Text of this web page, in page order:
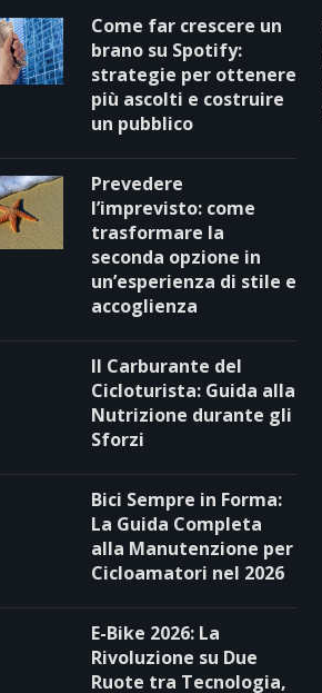
Come far crescere un
brano su Spotify:
strategie per ottenere
più ascolti e costruire
un pubblico
Prevedere
l’imprevisto: come
trasformare la
seconda opzione in
un’esperienza di stile e
accoglienza
Il Carburante del
Cicloturista: Guida alla
Nutrizione durante gli
Sforzi
Bici Sempre in Forma:
La Guida Completa
alla Manutenzione per
Cicloamatori nel 2026
E-Bike 2026: La
Rivoluzione su Due
Ruote tra Tecnologia,